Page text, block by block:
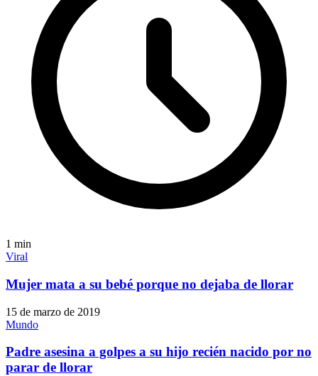
1 min
Viral
Mujer mata a su bebé porque no dejaba de llorar
15 de marzo de 2019
Mundo
Padre asesina a golpes a su hijo recién nacido por no
parar de llorar